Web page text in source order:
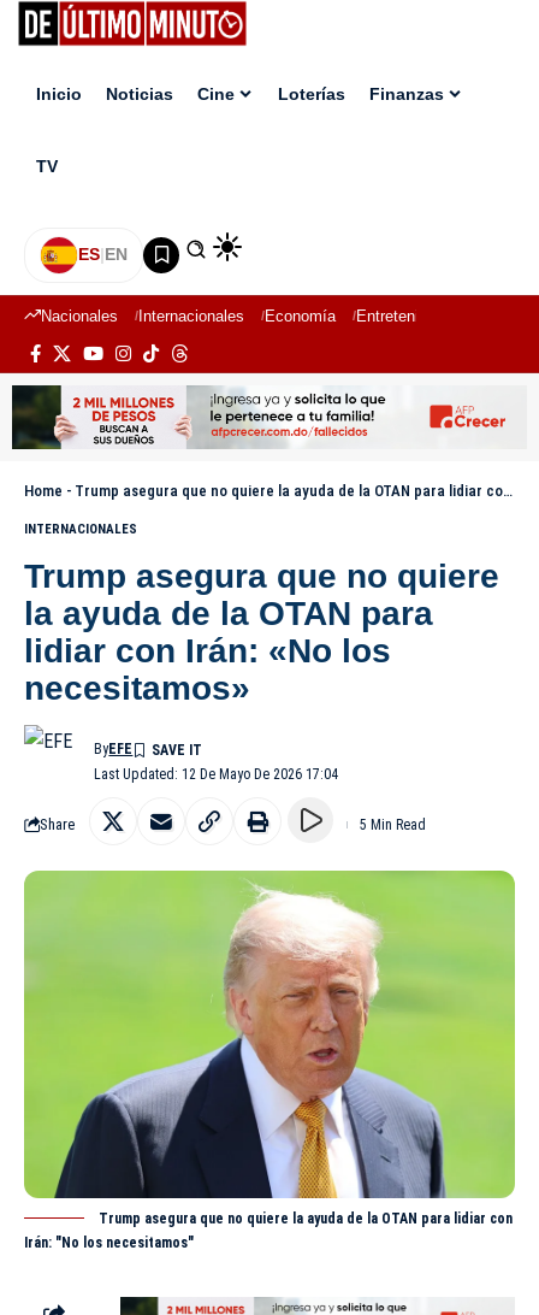
Inicio Noticias Cine Loterías Finanzas
TV
ES|EN
Nacionales Internacionales Economía Entretenimiento
Home - Trump asegura que no quiere la ayuda de la OTAN para lidiar con Irán: «No los necesitamos»
INTERNACIONALES
Trump asegura que no quiere
la ayuda de la OTAN para
lidiar con Irán: «No los
necesitamos»
Last Updated: 12 De Mayo De 2026 17:04
ByEFE
Share 5 Min Read
Trump asegura que no quiere la ayuda de la OTAN para lidiar con
Irán: "No los necesitamos"